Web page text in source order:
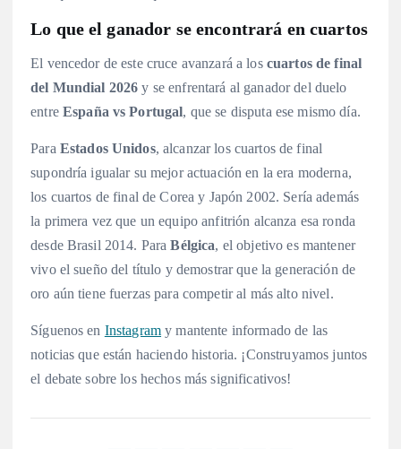
Lo que el ganador se encontrará en cuartos
El vencedor de este cruce avanzará a los cuartos de final
del Mundial 2026 y se enfrentará al ganador del duelo
entre España vs Portugal, que se disputa ese mismo día.
Para Estados Unidos, alcanzar los cuartos de final
supondría igualar su mejor actuación en la era moderna,
los cuartos de final de Corea y Japón 2002. Sería además
la primera vez que un equipo anfitrión alcanza esa ronda
desde Brasil 2014. ParaBélgica, el objetivo es mantener
vivo el sueño del título y demostrar que la generación de
oro aún tiene fuerzas para competir al más alto nivel.
Síguenos en Instagram y mantente informado de las
noticias que están haciendo historia. ¡Construyamos juntos
el debate sobre los hechos más significativos!